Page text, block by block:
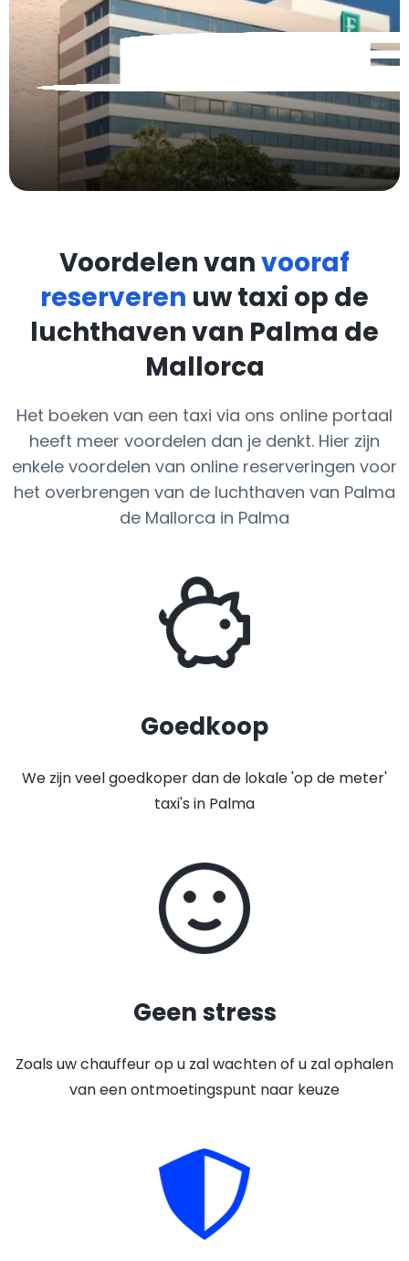
Voordelen vanvooraf
reserveren uw taxi op de
luchthaven van Palma de
Mallorca
Het boeken van een taxi via ons online portaal
heeft meer voordelen dan je denkt. Hier zijn
enkele voordelen van online reserveringen voor
het overbrengen van de luchthaven van Palma
de Mallorca in Palma
Goedkoop
We zijn veel goedkoper dan de lokale 'op de meter'
taxi's in Palma
Geen stress
Zoals uw chauffeur op u zal wachten of u zal ophalen
van een ontmoetingspunt naar keuze